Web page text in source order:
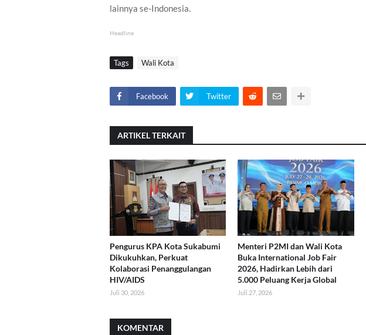
lainnya se-Indonesia.
Headline
Tags Wali Kota
Facebook Twitter
ARTIKEL TERKAIT
Pengurus KPA Kota Sukabumi
Dikukuhkan, Perkuat
Kolaborasi Penanggulangan
HIV/AIDS
Juli 30, 2026
Menteri P2MI dan Wali Kota
Buka International Job Fair
2026, Hadirkan Lebih dari
5.000 Peluang Kerja Global
Juli 27, 2026
KOMENTAR